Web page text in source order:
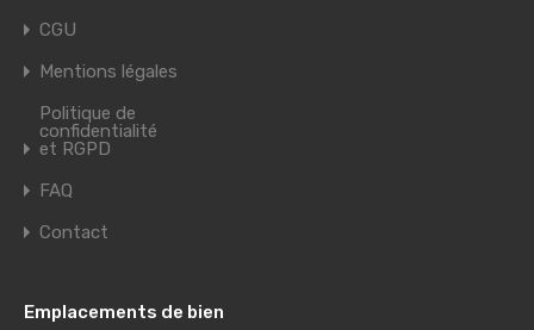
CGU
Mentions légales
Politique de
confidentialité
et RGPD
FAQ
Contact
Emplacements de bien